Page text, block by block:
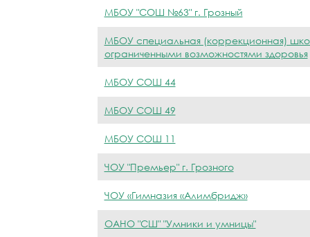
МБОУ "СОШ №63" г. Грозный
МБОУ специальная (коррекционная)
ограниченными возможностями здоровья
МБОУ СОШ 44
МБОУ СОШ 49
МБОУ СОШ 11
ЧОУ "Премьер" г. Грозного
ЧОУ «Гимназия «Алимбридж»
ОАНО "СШ" "Умники и умницы"